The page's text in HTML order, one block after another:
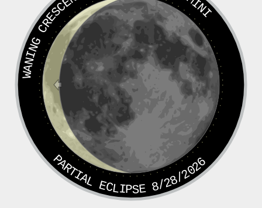
WANING CRESCENT
PARTIAL ECLIPSE 8/28/2026